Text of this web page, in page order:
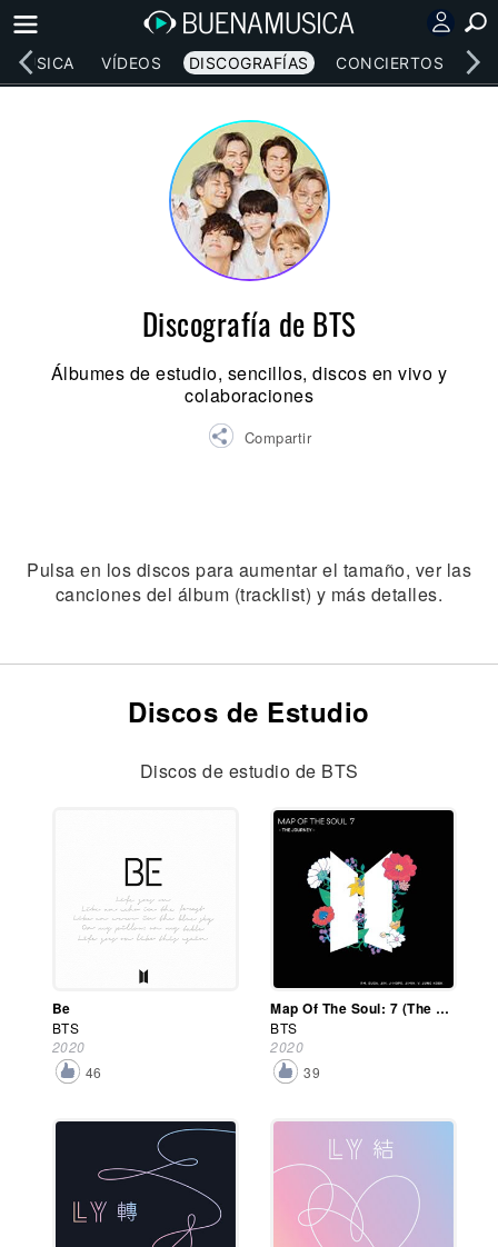
MÚSICA VÍDEOS DISCOGRAFÍAS CONCIERTOS
Discografía de BTS
Álbumes de estudio, sencillos, discos en vivo y
colaboraciones
Compartir
Pulsa en los discos para aumentar el tamaño, ver las
canciones del álbum (tracklist) y más detalles.
Discos de Estudio
Discos de estudio de BTS
Be
BTS
2020
46
Map Of The Soul: 7 (The Journey)
BTS
2020
39